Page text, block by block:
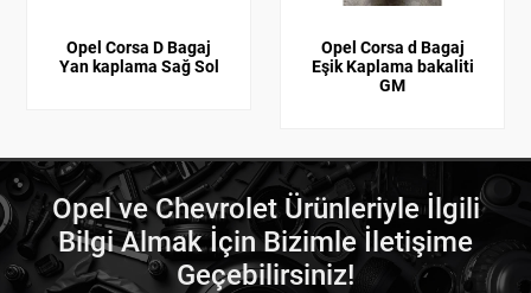
Opel Corsa D Bagaj
Yan kaplama Sağ Sol
Opel Corsa d Bagaj
Eşik Kaplama bakaliti
GM
Opel ve Chevrolet Ürünleriyle İlgili
Bilgi Almak İçin Bizimle İletişime
Geçebilirsiniz!